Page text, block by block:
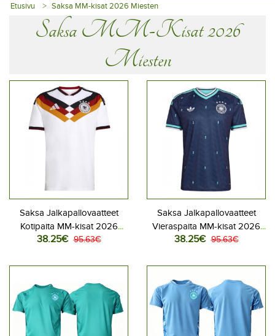
Etusivu Saksa MM-kisat 2026 Miesten
Saksa MM-Kisat 2026
Miesten
Saksa Jalkapallovaatteet
Kotipaita MM-kisat 2026
Lyhythihainen
38.25€ 95.63€
Saksa Jalkapallovaatteet
Vieraspaita MM-kisat 2026
Lyhythihainen
38.25€ 95.63€